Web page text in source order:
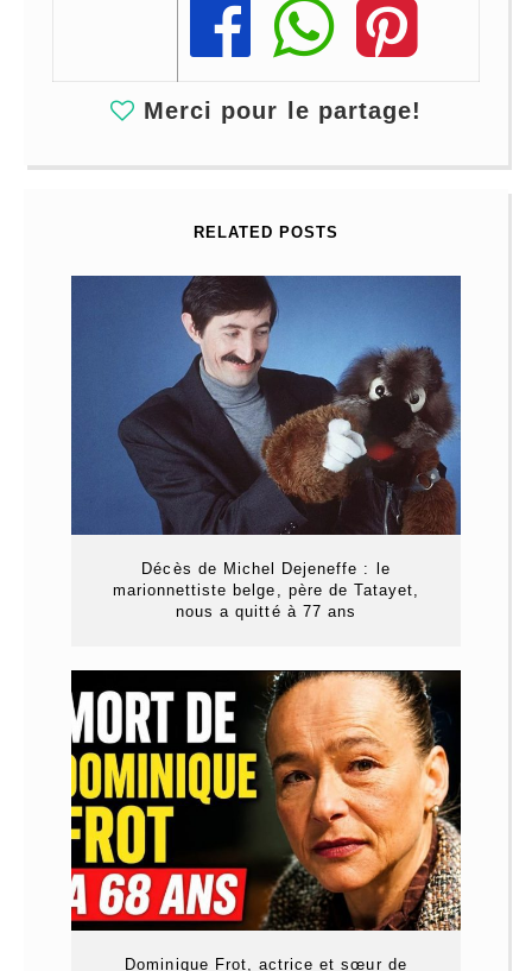
Share
Share
Share
Merci pour le partage!
RELATED POSTS
Décès de Michel Dejeneffe : le
marionnettiste belge, père de Tatayet,
nous a quitté à 77 ans
Dominique Frot, actrice et sœur de